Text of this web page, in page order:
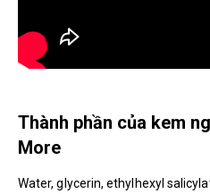
Thành phần của kem
More
Water, glycerin, ethylhexyl